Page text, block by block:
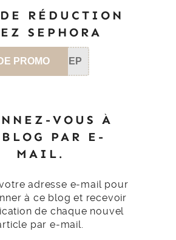
RÉDUCTION
SEPHORA
PROMO SEP
VOUS À
PAR E-
MAIL.
adresse e-mail pour
à ce blog et recevoir
de chaque nouvel
par e-mail.